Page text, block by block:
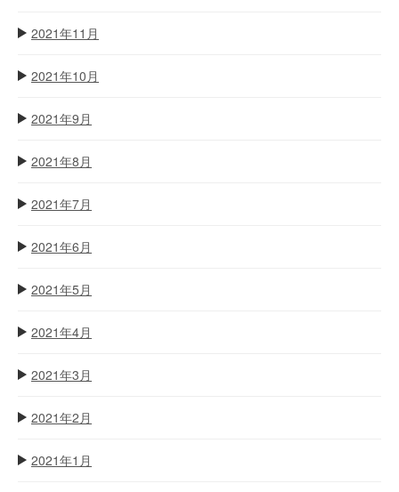
2021年11月
2021年10月
2021年9月
2021年8月
2021年7月
2021年6月
2021年5月
2021年4月
2021年3月
2021年2月
2021年1月